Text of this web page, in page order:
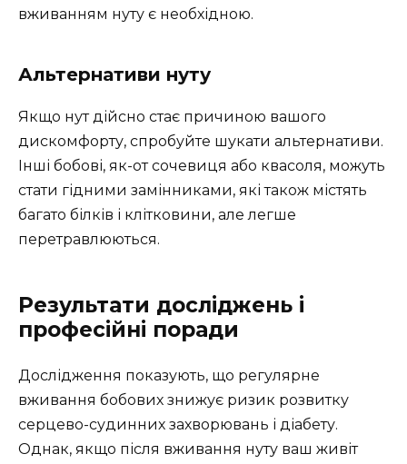
вживанням нуту є необхідною.
Альтернативи нуту
Якщо нут дійсно стає причиною вашого
дискомфорту, спробуйте шукати альтернативи.
Інші бобові, як-от сочевиця або квасоля, можуть
стати гідними замінниками, які також містять
багато білків і клітковини, але легше
перетравлюються.
Результати досліджень і
професійні поради
Дослідження показують, що регулярне
вживання бобових знижує ризик розвитку
серцево-судинних захворювань і діабету.
Однак, якщо після вживання нуту ваш живіт